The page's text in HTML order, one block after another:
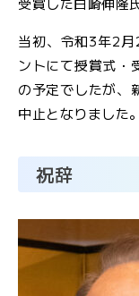
当初、令和3年2
ントにて授賞式・
の予定でしたが、
中止となりました。
祝辞